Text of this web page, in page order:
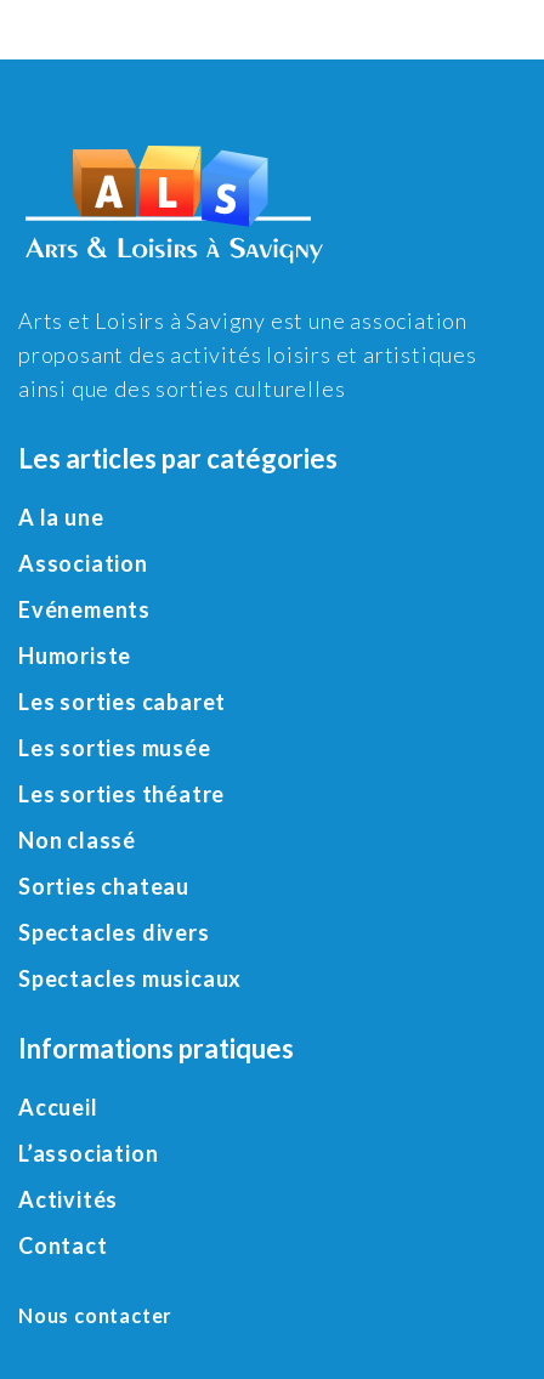
Arts et Loisirs à Savigny est une association
proposant des activités loisirs et artistiques
ainsi que des sorties culturelles
Les articles par catégories
A la une
Association
Evénements
Humoriste
Les sorties cabaret
Les sorties musée
Les sorties théatre
Non classé
Sorties chateau
Spectacles divers
Spectacles musicaux
Informations pratiques
Accueil
L’association
Activités
Contact
Nous contacter